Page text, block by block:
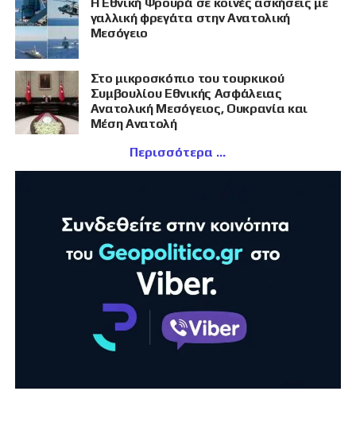
Η Εθνική Φρουρά σε κοινές ασκήσεις με
γαλλική φρεγάτα στην Ανατολική
Μεσόγειο
Στο μικροσκόπιο του τουρκικού
Συμβουλίου Εθνικής Ασφάλειας
Ανατολική Μεσόγειος, Ουκρανία και
Μέση Ανατολή
Περισσότερα